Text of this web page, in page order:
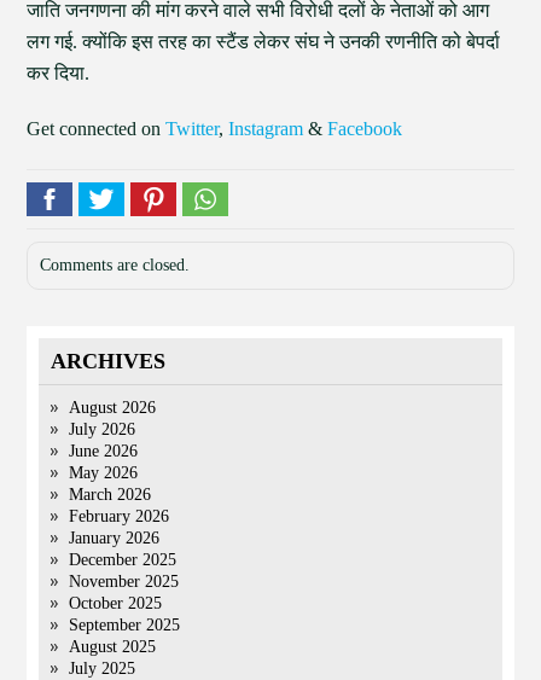
जाति जनगणना की मांग करने वाले सभी विरोधी दलों के नेताओं को आग
लग गई. क्योंकि इस तरह का स्टैंड लेकर संघ ने उनकी रणनीति को बेपर्दा
कर दिया.
Get connected onTwitter,Instagram &Facebook
Comments are closed.
ARCHIVES
August 2026
July 2026
June 2026
May 2026
March 2026
February 2026
January 2026
December 2025
November 2025
October 2025
September 2025
August 2025
July 2025